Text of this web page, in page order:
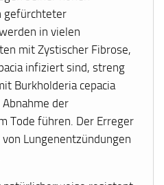
gefürchteter
in vielen
mit Zystischer Fibrose,
infiziert sind, streng
Burkholderia cepacia
der
Tode führen. Der Erreger
Lungenentzündungen